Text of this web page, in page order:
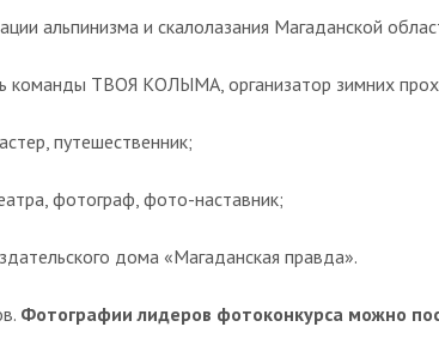
альпинизма и скалолазания Магаданской
команды ТВОЯ КОЛЫМА, организатор зимних
путешественник;
фотограф, фото-наставник;
дома «Магаданская правда».
Фотографии лидеров фотоконкурса можно